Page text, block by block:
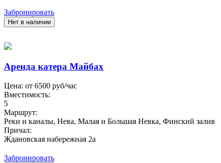
Забронировать
Нет в наличии
Аренда катера Майбах
Цена: от 6500 руб/час
Вместимость:
5
Маршрут:
Реки и каналы, Нева, Малая и Большая Невка, Финский залив
Причал:
Ждановская набережная 2а
Забронировать